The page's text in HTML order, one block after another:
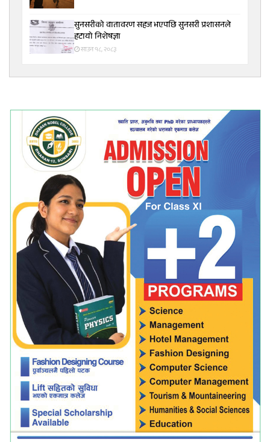
सुनसरीकाे वातावरण सहज भएपछि सुनसरी प्रशासनले
हटायाे निशेषज्ञा
साउन १८, २०८३